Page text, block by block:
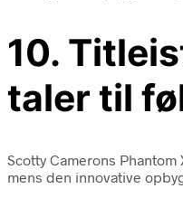
10.
taler til
Scotty Camerons
mens den innovative